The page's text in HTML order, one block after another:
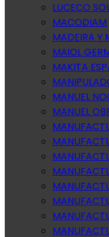
LUCECO
MACODIAM
MADEIRA Y
MAIOL
MAKITA
MANUEL
MANUEL